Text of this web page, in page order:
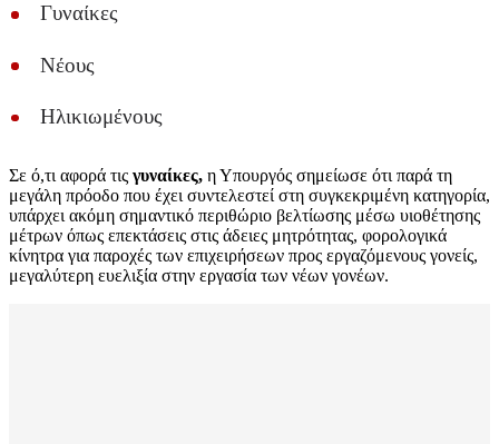
Γυναίκες
Νέους
Ηλικιωμένους
Σε ό,τι αφορά τις γυναίκες, η Υπουργός σημείωσε ότι παρά τη
μεγάλη πρόοδο που έχει συντελεστεί στη συγκεκριμένη κατηγορία,
υπάρχει ακόμη σημαντικό περιθώριο βελτίωσης μέσω υιοθέτησης
μέτρων όπως επεκτάσεις στις άδειες μητρότητας, φορολογικά
κίνητρα για παροχές των επιχειρήσεων προς εργαζόμενους γονείς,
μεγαλύτερη ευελιξία στην εργασία των νέων γονέων.